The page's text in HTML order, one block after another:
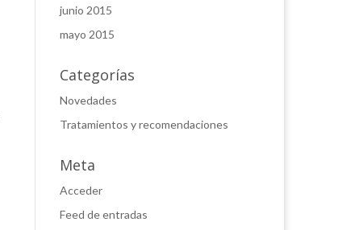
junio 2015
mayo 2015
Categorías
Novedades
Tratamientos y recomendaciones
Meta
Acceder
Feed de entradas